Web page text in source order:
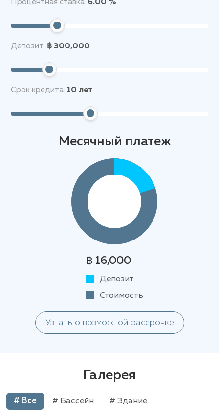
находятся популярные пляжи, такие как
включаяCentral Festival Phuket
магазины, предлагающие разнообразие кухонь и
достопримечательности, как Храм Чалонг и
Смотровая площадка Кхао Ранг. Также в шаговой
доступности находятся медицинские учреждения,
обеспечивает удобство и комфорт для жителей
Процентная ставка: 6.00 %
Депозит: ฿ 300,000
Срок кредита: 10 лет
Месячный платеж
฿ 16,000
Депозит
Стоимость
Узнать о возможной рассрочке
Галерея
# Все # Бассейн # Здание